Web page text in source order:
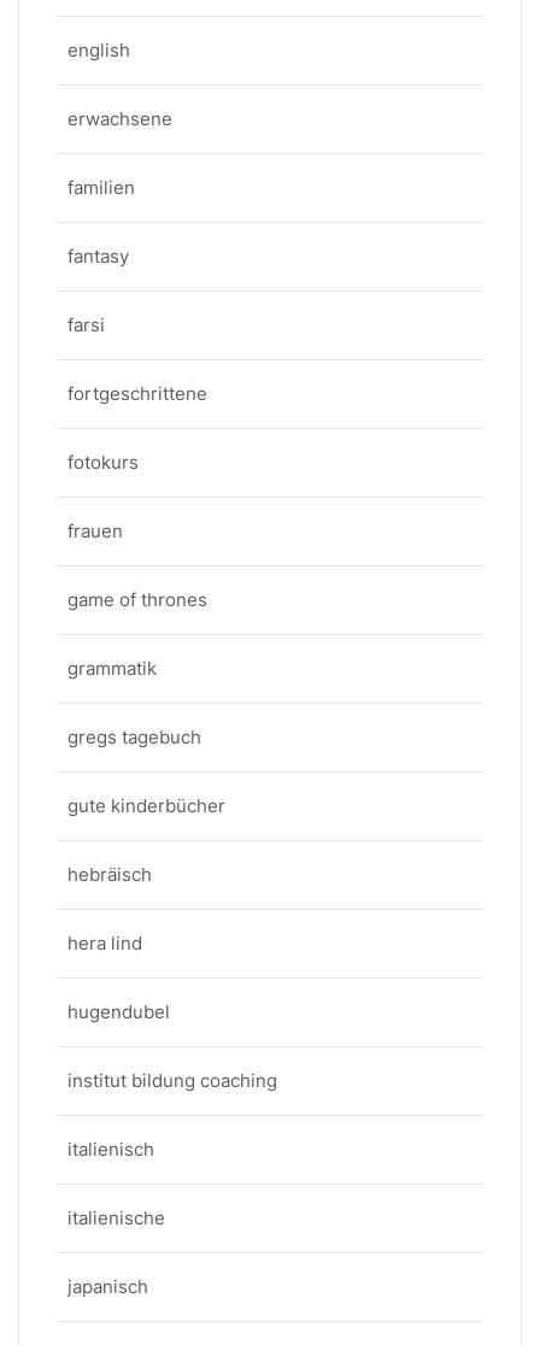
english
erwachsene
familien
fantasy
farsi
fortgeschrittene
fotokurs
frauen
game of thrones
grammatik
gregs tagebuch
gute kinderbücher
hebräisch
hera lind
hugendubel
institut bildung coaching
italienisch
italienische
japanisch